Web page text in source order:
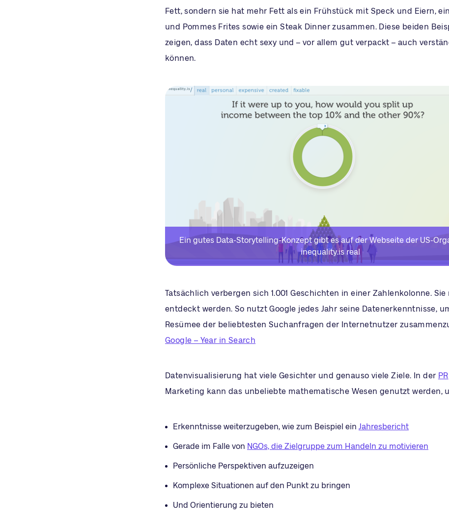
Fett, sondern sie hat mehr Fett als ein Frühstück mit Speck und Eiern,
und Pommes Frites sowie ein Steak Dinner zusammen. Diese beiden
zeigen, dass Daten echt sexy und – vor allem gut verpackt – auch
können.
Ein gutes Data-Storytelling-Konzept gibt es auf der Webseite der US-
inequality.is real
Tatsächlich verbergen sich 1.001 Geschichten in einer Zahlenkolonne.
entdeckt werden. So nutzt Google jedes Jahr seine Datenerkenntnisse,
Resümee der beliebtesten Suchanfragen der Internetnutzer
Google – Year in Search
Datenvisualisierung hat viele Gesichter und genauso viele Ziele. In der PR
Marketing kann das unbeliebte mathematische Wesen genutzt werden,
Erkenntnisse weiterzugeben, wie zum Beispiel ein Jahresbericht
Gerade im Falle von NGOs, die Zielgruppe zum Handeln zu motivieren
Persönliche Perspektiven aufzuzeigen
Komplexe Situationen auf den Punkt zu bringen
Und Orientierung zu bieten